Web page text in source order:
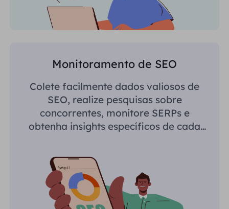
Monitoramento de SEO
Colete facilmente dados valiosos de
SEO, realize pesquisas sobre
concorrentes, monitore SERPs e
obtenha insights específicos de cada